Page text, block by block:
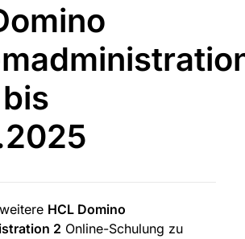
HCL Domino
2 Online-Schulung zu